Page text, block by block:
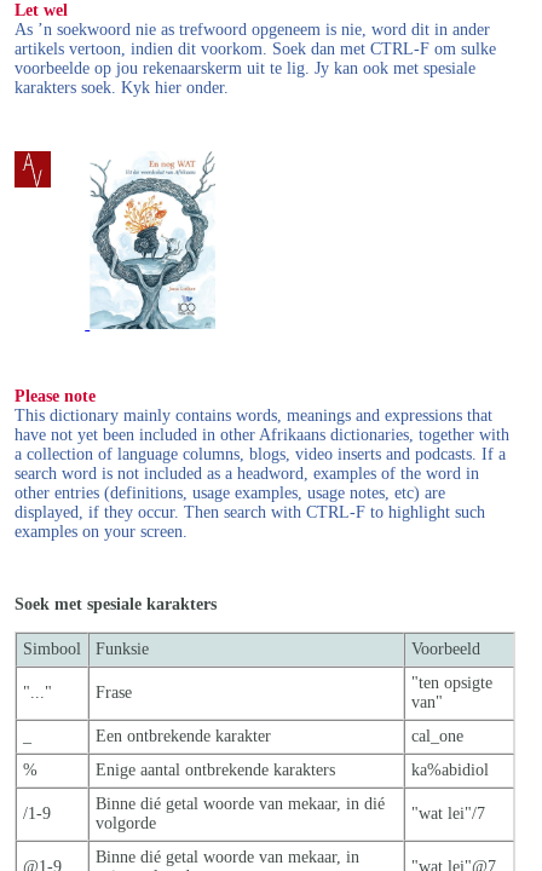
Let wel
As ’n soekwoord nie as trefwoord opgeneem is nie, word dit in ander
artikels vertoon, indien dit voorkom. Soek dan met CTRL-F om sulke
voorbeelde op jou rekenaarskerm uit te lig. Jy kan ook met spesiale
karakters soek. Kyk hier onder.
Please note
This dictionary mainly contains words, meanings and expressions that
have not yet been included in other Afrikaans dictionaries, together with
a collection of language columns, blogs, video inserts and podcasts. If a
search word is not included as a headword, examples of the word in
other entries (definitions, usage examples, usage notes, etc) are
displayed, if they occur. Then search with CTRL-F to highlight such
examples on your screen.
Soek met spesiale karakters
Simbool Funksie Voorbeeld
"..." Frase
"ten opsigte
van"
Een ontbrekende karakter
cal_one
%
Enige aantal ontbrekende karakters ka%abidiol
/1-9
Binne dié getal woorde van mekaar, in dié
volgorde
"wat lei"/7
@1-9
Binne dié getal woorde van mekaar, in
"wat lei"@7